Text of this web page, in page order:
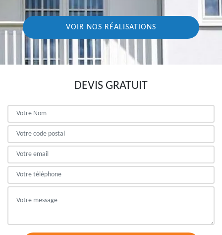
VOIR NOS RÉALISATIONS
DEVIS GRATUIT